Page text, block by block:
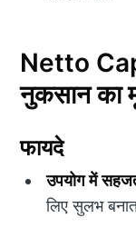
Netto
नुकसान का
फायदे
उपयोग में
लिए सुलभ